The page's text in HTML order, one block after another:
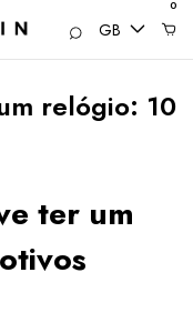
GB
0
relógio: 10
ter um